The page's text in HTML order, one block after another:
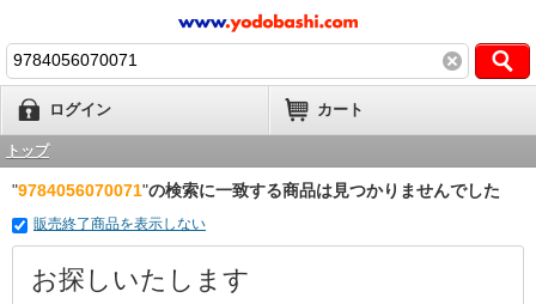
ログイン カート
トップ
"9784056070071"の検索に一致する商品は見つかりませんでした
販売終了商品を表示しない
お探しいたします